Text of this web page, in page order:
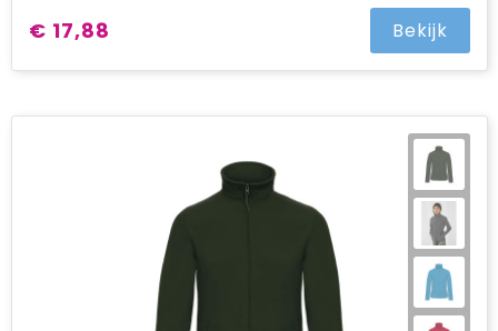
€ 17,88 Bekijk